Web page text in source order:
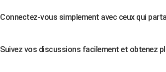
Connectez-vous simplement avec ceux qui
Suivez vos discussions facilement et obtenez